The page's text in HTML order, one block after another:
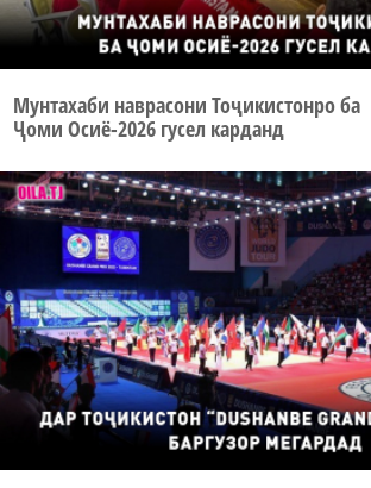
Мунтахаби наврасони Тоҷикистонро ба
Ҷоми Осиё-2026 гусел карданд